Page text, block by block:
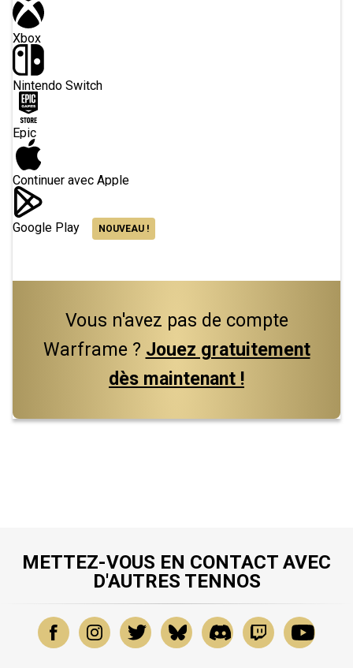
Xbox
Nintendo Switch
Epic
Continuer avec Apple
Google Play NOUVEAU !
Vous n'avez pas de compte
Warframe ? Jouez gratuitement
dès maintenant !
METTEZ-VOUS EN CONTACT AVEC
D'AUTRES TENNOS